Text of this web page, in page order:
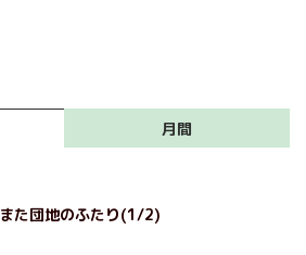
月間
また団地のふたり(1/2)